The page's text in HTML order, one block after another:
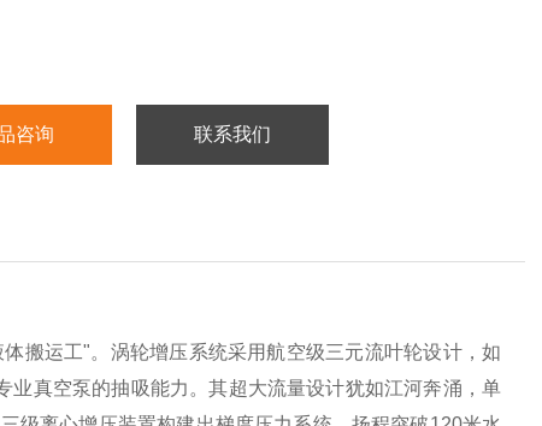
咨询 联系我们
搬运工"。涡轮增压系统采用航空级三元流叶轮设计，如
真空泵的抽吸能力。其超大流量设计犹如江河奔涌，单